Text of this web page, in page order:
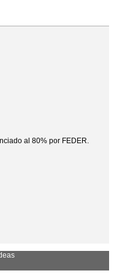
al 80% por FEDER.